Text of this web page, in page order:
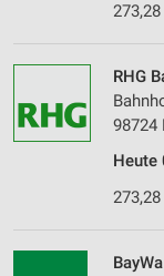
RHG
98724
Heute